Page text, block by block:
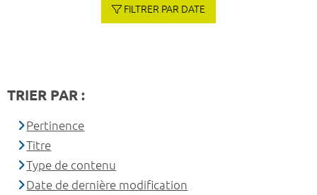
FILTRER PAR DATE
TRIER PAR :
Pertinence
Titre
Type de contenu
Date de dernière modification